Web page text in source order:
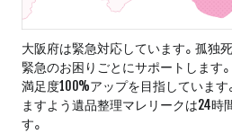
大阪府は緊急対応しています。孤独
緊急のお困りごとにサポートします
満足度100%アップを目指していま
ますよう遺品整理マレリークは24時
す。